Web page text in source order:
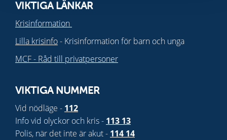
VIKTIGA LÄNKAR
Krisinformation
Lilla krisinfo- Krisinformation för barn och unga
MCF - Råd till privatpersoner
VIKTIGA NUMMER
Vid nödläge - 112
Info vid olyckor och kris - 113 13
Polis, när det inte är akut - 114 14